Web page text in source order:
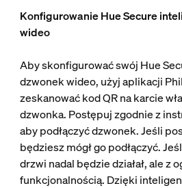
Konfigurowanie Hue Secure
wideo
Aby skonfigurować swój Hue
dzwonek wideo, użyj aplikacji
zeskanować kod QR na karcie
dzwonka. Postępuj zgodnie z
aby podłączyć dzwonek. Jeśli
będziesz mógł go podłączyć.
drzwi nadal będzie działał, ale z
funkcjonalnością. Dzięki